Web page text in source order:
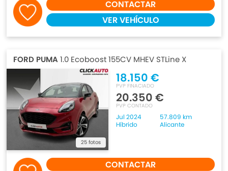
CONTACTAR
VER VEHÍCULO
FORD PUMA1.0 Ecoboost 155CV MHEV STLine X
25 fotos
18.150 €
PVP FINACIADO
20.350 €
PVP CONTADO
Jul 2024
57.809 km
Híbrido
Alicante
CONTACTAR